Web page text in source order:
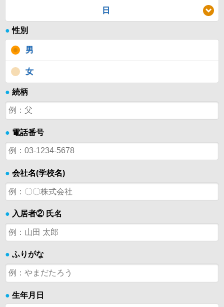
日
● 性別
男
女
● 続柄
● 電話番号
● 会社名(学校名)
● 入居者② 氏名
● ふりがな
● 生年月日